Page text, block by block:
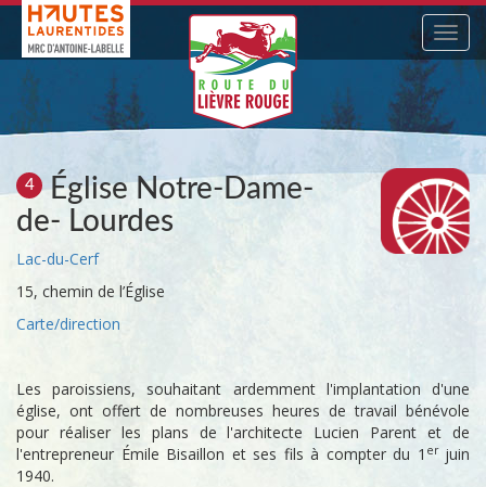
4 Église Notre-Dame-
de- Lourdes
Lac-du-Cerf
15, chemin de l’Église
Carte/direction
Les paroissiens, souhaitant ardemment l'implantation d'une
église, ont offert de nombreuses heures de travail bénévole
pour réaliser les plans de l'architecte Lucien Parent et de
l'entrepreneur Émile Bisaillon et ses fils à compter du 1 erjuin
1940.